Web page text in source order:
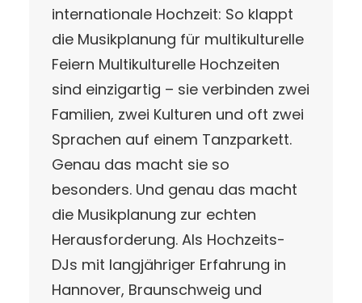
internationale Hochzeit: So klappt
die Musikplanung für multikulturelle
Feiern Multikulturelle Hochzeiten
sind einzigartig – sie verbinden zwei
Familien, zwei Kulturen und oft zwei
Sprachen auf einem Tanzparkett.
Genau das macht sie so
besonders. Und genau das macht
die Musikplanung zur echten
Herausforderung. Als Hochzeits-
DJs mit langjähriger Erfahrung in
Hannover, Braunschweig und